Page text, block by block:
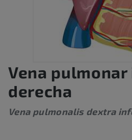
Vena
derecha
Vena pulmonalis dextra